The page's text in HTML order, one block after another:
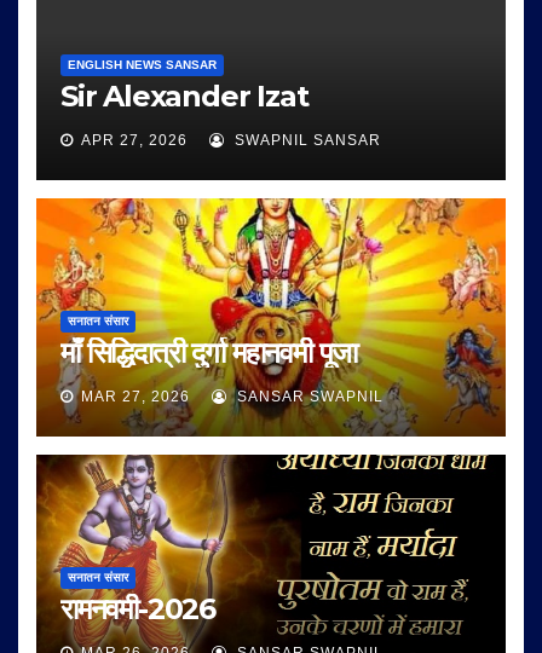
ENGLISH NEWS SANSAR
Sir Alexander Izat
APR 27, 2026 SWAPNIL SANSAR
सनातन संसार
माँ सिद्धिदात्री दुर्गा महानवमी पूजा
MAR 27, 2026 SANSAR SWAPNIL
सनातन संसार
रामनवमी-2026